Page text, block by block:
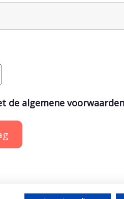
de algemene voorwaarden